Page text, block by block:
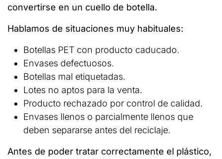
convertirse en un cuello de botella.
Hablamos de situaciones muy habituales:
Botellas PET con producto caducado.
Envases defectuosos.
Botellas mal etiquetadas.
Lotes no aptos para la venta.
Producto rechazado por control de calidad.
Envases llenos o parcialmente llenos que
deben separarse antes del reciclaje.
Antes de poder tratar correctamente el plástico,